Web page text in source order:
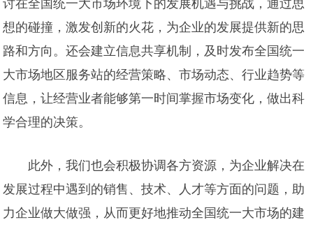
讨在全国统一大市场环境下的发展机遇与挑战，通过思
想的碰撞，激发创新的火花，为企业的发展提供新的思
路和方向。还会建立信息共享机制，及时发布全国统一
大市场地区服务站的经营策略、市场动态、行业趋势等
信息，让经营业者能够第一时间掌握市场变化，做出科
学合理的决策。
此外，我们也会积极协调各方资源，为企业解决在
发展过程中遇到的销售、技术、人才等方面的问题，助
力企业做大做强，从而更好地推动全国统一大市场的建